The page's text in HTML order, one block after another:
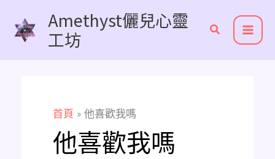
Amethyst儷兒心靈
工坊
首頁 他喜歡我嗎
他喜歡我嗎